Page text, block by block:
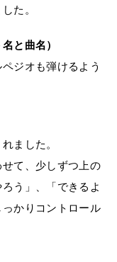
た。
と曲名）
ジオも弾けるよう
ました。
て、少しずつ上の
う」、「できるよ
かりコントロール